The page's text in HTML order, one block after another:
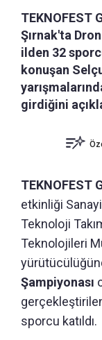
TEKNOFEST
Şırnak'ta
ilden 32
konuşan
girdiğini
TEKNOFEST
etkinliği
Teknoloji
Teknolojileri
Şampiyonası
sporcu katıldı.